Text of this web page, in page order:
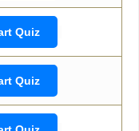
Quiz
Quiz